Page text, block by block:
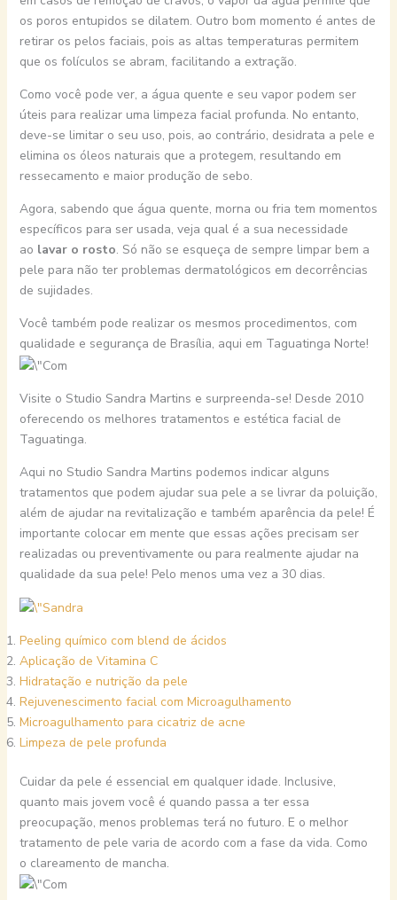
os poros entupidos se dilatem. Outro bom momento é antes de
retirar os pelos faciais, pois as altas temperaturas permitem
que os folículos se abram, facilitando a extração.
Como você pode ver, a água quente e seu vapor podem ser
úteis para realizar uma limpeza facial profunda. No entanto,
deve-se limitar o seu uso, pois, ao contrário, desidrata a pele e
elimina os óleos naturais que a protegem, resultando em
ressecamento e maior produção de sebo.
Agora, sabendo que água quente, morna ou fria tem momentos
específicos para ser usada, veja qual é a sua necessidade
ao lavar o rosto. Só não se esqueça de sempre limpar bem a
pele para não ter problemas dermatológicos em decorrências
de sujidades.
Você também pode realizar os mesmos procedimentos, com
qualidade e segurança de Brasília, aqui em Taguatinga Norte!
Visite o Studio Sandra Martins e surpreenda-se! Desde 2010
oferecendo os melhores tratamentos e estética facial de
Taguatinga.
Aqui no Studio Sandra Martins podemos indicar alguns
tratamentos que podem ajudar sua pele a se livrar da poluição,
além de ajudar na revitalização e também aparência da pele! É
importante colocar em mente que essas ações precisam ser
realizadas ou preventivamente ou para realmente ajudar na
qualidade da sua pele! Pelo menos uma vez a 30 dias.
Peeling químico com blend de ácidos
Aplicação de Vitamina C
Hidratação e nutrição da pele
Rejuvenescimento facial com Microagulhamento
Microagulhamento para cicatriz de acne
Limpeza de pele profunda
Cuidar da pele é essencial em qualquer idade. Inclusive,
quanto mais jovem você é quando passa a ter essa
preocupação, menos problemas terá no futuro. E o melhor
tratamento de pele varia de acordo com a fase da vida. Como
o clareamento de mancha.